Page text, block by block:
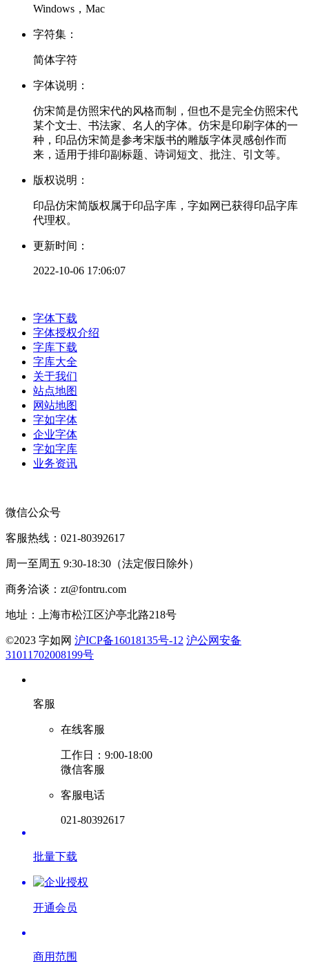
Windows，Mac
字符集：
简体字符
字体说明：
仿宋简是仿照宋代的风格而制，但也不是完全仿照宋代
某个文士、书法家、名人的字体。仿宋是印刷字体的一
种，印品仿宋简是参考宋版书的雕版字体灵感创作而
来，适用于排印副标题、诗词短文、批注、引文等。
版权说明：
印品仿宋简版权属于印品字库，字如网已获得印品字库
代理权。
更新时间：
2022-10-06 17:06:07
字体下载
字体授权介绍
字库下载
字库大全
关于我们
站点地图
网站地图
字如字体
企业字体
字如字库
业务资讯
微信公众号
客服热线：021-80392617
周一至周五 9:30-18:30（法定假日除外）
商务洽谈：zt@fontru.com
地址：上海市松江区沪亭北路218号
©️2023 字如网 沪ICP备16018135号-12 沪公网安备
31011702008199号
客服
在线客服
工作日：9:00-18:00
微信客服
客服电话
021-80392617
批量下载
开通会员
商用范围